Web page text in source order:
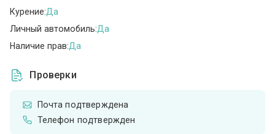
Курение:Да
Личный автомобиль:Да
Наличие прав:Да
Проверки
Почта подтверждена
Телефон подтвержден